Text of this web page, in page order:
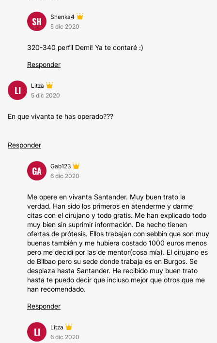
SH
Shenka4
5 dic 2020
320-340 perfil Demi! Ya te contaré :)
Responder
LI
Litza
5 dic 2020
En que vivanta te has operado???
Responder
GA
Gab123
6 dic 2020
Me opere en vivanta Santander. Muy buen trato la
verdad. Han sido los primeros en atenderme y darme
citas con el cirujano y todo gratis. Me han explicado todo
muy bien sin suprimir información. De hecho tienen
ofertas de prótesis. Ellos trabajan con sebbin que son muy
buenas también y me hubiera costado 1000 euros menos
pero me decidí por las de mentor(cosa mía). El cirujano es
de Bilbao pero su sede donde trabaja es en Burgos. Se
desplaza hasta Santander. He recibido muy buen trato
hasta te puedo decir que incluso mejor que otros que me
han recomendado.
Responder
LI
Litza
6 dic 2020